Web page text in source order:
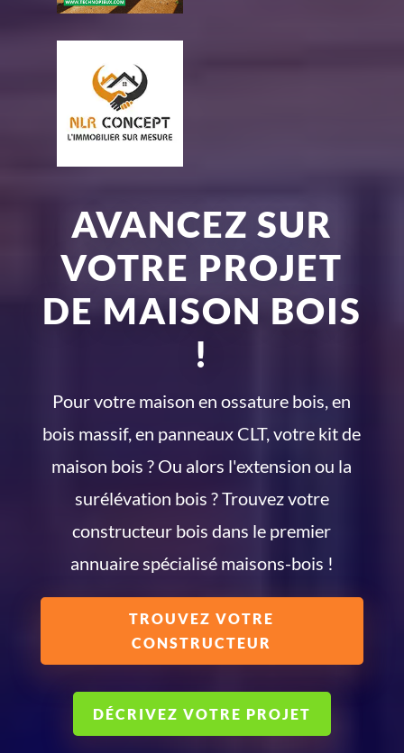
AVANCEZ SUR
VOTRE PROJET
DE MAISON BOIS
!
Pour votre maison en ossature bois, en
bois massif, en panneaux CLT, votre kit de
maison bois ? Ou alors l'extension ou la
surélévation bois ? Trouvez votre
constructeur bois dans le premier
annuaire spécialisé maisons-bois !
TROUVEZ VOTRE
CONSTRUCTEUR
DÉCRIVEZ VOTRE PROJET